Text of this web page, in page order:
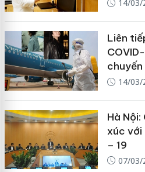
14/03/
Liên
14/03/
Hà
xúc với
– 19
07/03/